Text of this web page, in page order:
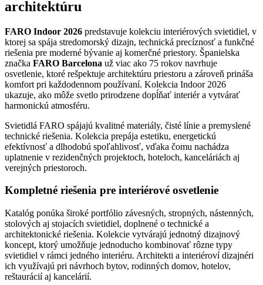
architektúru
FARO Indoor 2026 predstavuje kolekciu interiérových svietidiel, v
ktorej sa spája stredomorský dizajn, technická precíznosť a funkčné
riešenia pre moderné bývanie aj komerčné priestory. Španielska
značka FARO Barcelona už viac ako 75 rokov navrhuje
osvetlenie, ktoré rešpektuje architektúru priestoru a zároveň prináša
komfort pri každodennom používaní. Kolekcia Indoor 2026
ukazuje, ako môže svetlo prirodzene dopĺňať interiér a vytvárať
harmonickú atmosféru.
Svietidlá FARO spájajú kvalitné materiály, čisté línie a premyslené
technické riešenia. Kolekcia prepája estetiku, energetickú
efektívnosť a dlhodobú spoľahlivosť, vďaka čomu nachádza
uplatnenie v rezidenčných projektoch, hoteloch, kanceláriách aj
verejných priestoroch.
Kompletné riešenia pre interiérové osvetlenie
Katalóg ponúka široké portfólio závesných, stropných, nástenných,
stolových aj stojacích svietidiel, doplnené o technické a
architektonické riešenia. Kolekcie vytvárajú jednotný dizajnový
koncept, ktorý umožňuje jednoducho kombinovať rôzne typy
svietidiel v rámci jedného interiéru. Architekti a interiéroví dizajnéri
ich využívajú pri návrhoch bytov, rodinných domov, hotelov,
reštaurácií aj kancelárií.